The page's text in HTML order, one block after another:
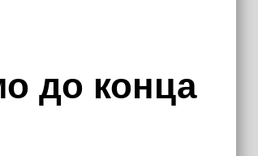
до конца